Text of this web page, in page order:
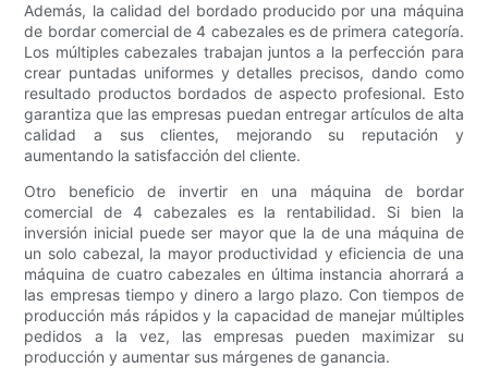
Además, la calidad del bordado producido por una máquina
de bordar comercial de 4 cabezales es de primera categoría.
Los múltiples cabezales trabajan juntos a la perfección para
crear puntadas uniformes y detalles precisos, dando como
resultado productos bordados de aspecto profesional. Esto
garantiza que las empresas puedan entregar artículos de alta
calidad a sus clientes, mejorando su reputación y
aumentando la satisfacción del cliente.
Otro beneficio de invertir en una máquina de bordar
comercial de 4 cabezales es la rentabilidad. Si bien la
inversión inicial puede ser mayor que la de una máquina de
un solo cabezal, la mayor productividad y eficiencia de una
máquina de cuatro cabezales en última instancia ahorrará a
las empresas tiempo y dinero a largo plazo. Con tiempos de
producción más rápidos y la capacidad de manejar múltiples
pedidos a la vez, las empresas pueden maximizar su
producción y aumentar sus márgenes de ganancia.